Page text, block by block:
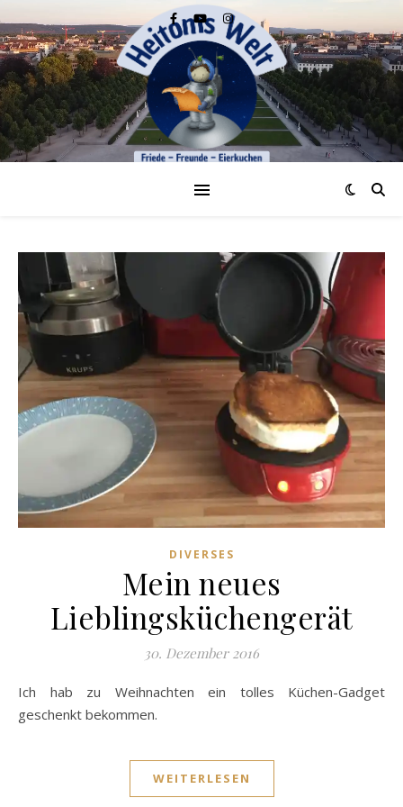
DIVERSES
Mein neues
Lieblingsküchengerät
30. Dezember 2016
Ich hab zu Weihnachten ein tolles Küchen-Gadget
geschenkt bekommen.
WEITERLESEN